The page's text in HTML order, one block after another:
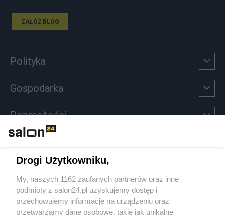
ZAŁÓŻ BLOG
Polityka
Gospodarka
Rozmaitości
Sport
Społeczeństwo
Drogi Użytkowniku,
My, naszych 1162 zaufanych partnerów oraz inne
podmioty z salon24.pl uzyskujemy dostęp i
przechowujemy informacje na urządzeniu oraz
przetwarzamy dane osobowe, takie jak unikalne